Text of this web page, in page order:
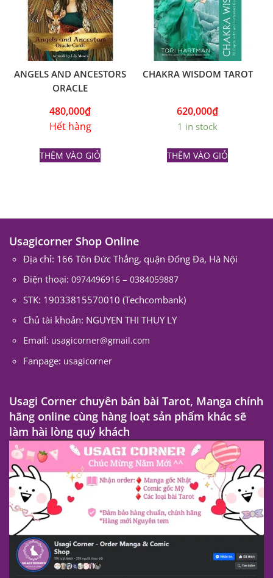
ANGELS AND ANCESTORS
ORACLE
480,000₫
Hết hàng
THÊM VÀO GIỎ
CHAKRA WISDOM TAROT
620,000₫
1 in stock
THÊM VÀO GIỎ
Usagicorner Shop Online
Địa chỉ: 166 Tôn Đức Thắng, quận Đống Đa, Hà Nội
Điện thoại: 0974496916 – 0384059887
STK: 19033815570010 (Techcombank)
Chủ tài khoản: NGUYEN THI THUY LY
Email: usagicorner@gmail.com
Fanpage: usagicorner
Usagi Corner chuyên bán bài Tarot, Manga chính
hãng online cùng hàng loạt sản phẩm khác sẽ
làm hài lòng quý khách